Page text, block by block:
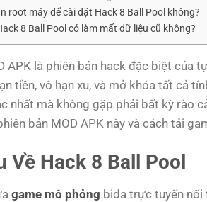
root máy để cài đặt Hack 8 Ball Pool không?
8 Ball Pool có làm mất dữ liệu cũ không?
APK là phiên bản hack đặc biệt của
tiền, vô hạn xu, và mở khóa tất cả
nhất mà không gặp phải bất kỳ rào
bản MOD APK này và cách tải
Về Hack 8 Ball Pool
game mô phỏng bida trực tuyến nổi